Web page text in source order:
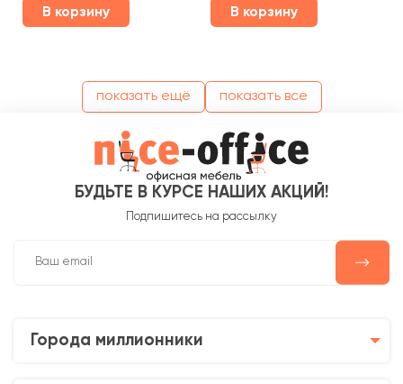
В корзину В корзину
показать ещё показать все
БУДЬТЕ В КУРСЕ НАШИХ АКЦИЙ!
Подпишитесь на рассылку
Города миллионники